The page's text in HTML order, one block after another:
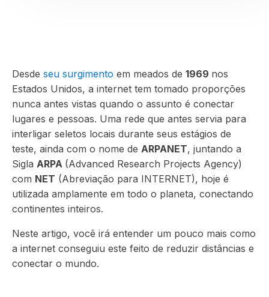
Desde seu surgimento em meados de 1969 nos
Estados Unidos, a internet tem tomado proporções
nunca antes vistas quando o assunto é conectar
lugares e pessoas. Uma rede que antes servia para
interligar seletos locais durante seus estágios de
teste, ainda com o nome de ARPANET, juntando a
Sigla ARPA (Advanced Research Projects Agency)
com NET (Abreviação para INTERNET), hoje é
utilizada amplamente em todo o planeta, conectando
continentes inteiros.
Neste artigo, você irá entender um pouco mais como
a internet conseguiu este feito de reduzir distâncias e
conectar o mundo.